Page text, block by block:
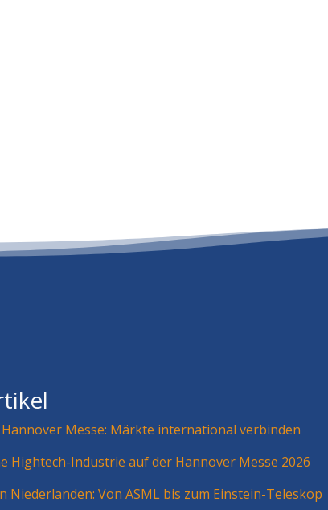
Messe: Märkte international verbinden
Hightech-Industrie auf der Hannover Messe 2026
Niederlanden: Von ASML bis zum Einstein-Teleskop